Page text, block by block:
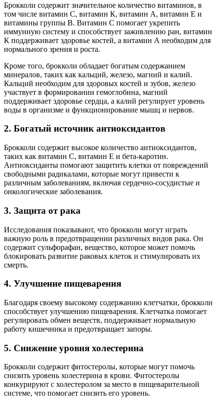
Брокколи содержит значительное количество витаминов, в
том числе витамин С, витамин К, витамин А, витамин Е и
витамины группы В. Витамин С помогает укрепить
иммунную систему и способствует заживлению ран, витамин
К поддерживает здоровье костей, а витамин А необходим для
нормального зрения и роста.
Кроме того, брокколи обладает богатым содержанием
минералов, таких как кальций, железо, магний и калий.
Кальций необходим для здоровых костей и зубов, железо
участвует в формировании гемоглобина, магний
поддерживает здоровье сердца, а калий регулирует уровень
воды в организме и функционирование мышц и нервов.
2. Богатый источник антиоксидантов
Брокколи содержит высокое количество антиоксидантов,
таких как витамин C, витамин E и бета-каротин.
Антиоксиданты помогают защитить клетки от повреждений
свободными радикалами, которые могут привести к
различным заболеваниям, включая сердечно-сосудистые и
онкологические заболевания.
3. Защита от рака
Исследования показывают, что брокколи могут играть
важную роль в предотвращении различных видов рака. Он
содержит сульфорафан, вещество, которое может помочь
блокировать развитие раковых клеток и стимулировать их
смерть.
4. Улучшение пищеварения
Благодаря своему высокому содержанию клетчатки, брокколи
способствует улучшению пищеварения. Клетчатка помогает
регулировать обмен веществ, поддерживает нормальную
работу кишечника и предотвращает запоры.
5. Снижение уровня холестерина
Брокколи содержит фитостеролы, которые могут помочь
снизить уровень холестерина в крови. Фитостеролы
конкурируют с холестеролом за место в пищеварительной
системе, что помогает снизить его уровень.